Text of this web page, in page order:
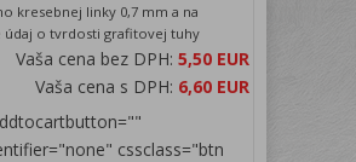
kresebnej linky 0,7 mm a na
údaj o tvrdosti grafitovej tuhy
Vaša cena bez DPH:5,50 EUR
Vaša cena s DPH: 6,60 EUR
cssclass="btn